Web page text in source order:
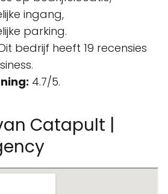
ingang,
parking.
bedrijf heeft 19 recensies
4.7/5.
Catapult |